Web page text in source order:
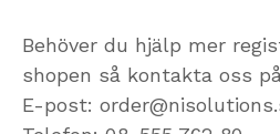
Behöver du hjälp mer
shopen så kontakta oss på
E-post: